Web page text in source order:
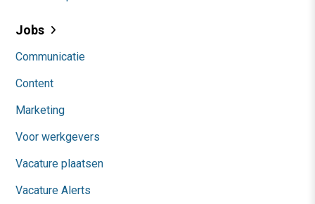
Jobs
Communicatie
Content
Marketing
Voor werkgevers
Vacature plaatsen
Vacature Alerts